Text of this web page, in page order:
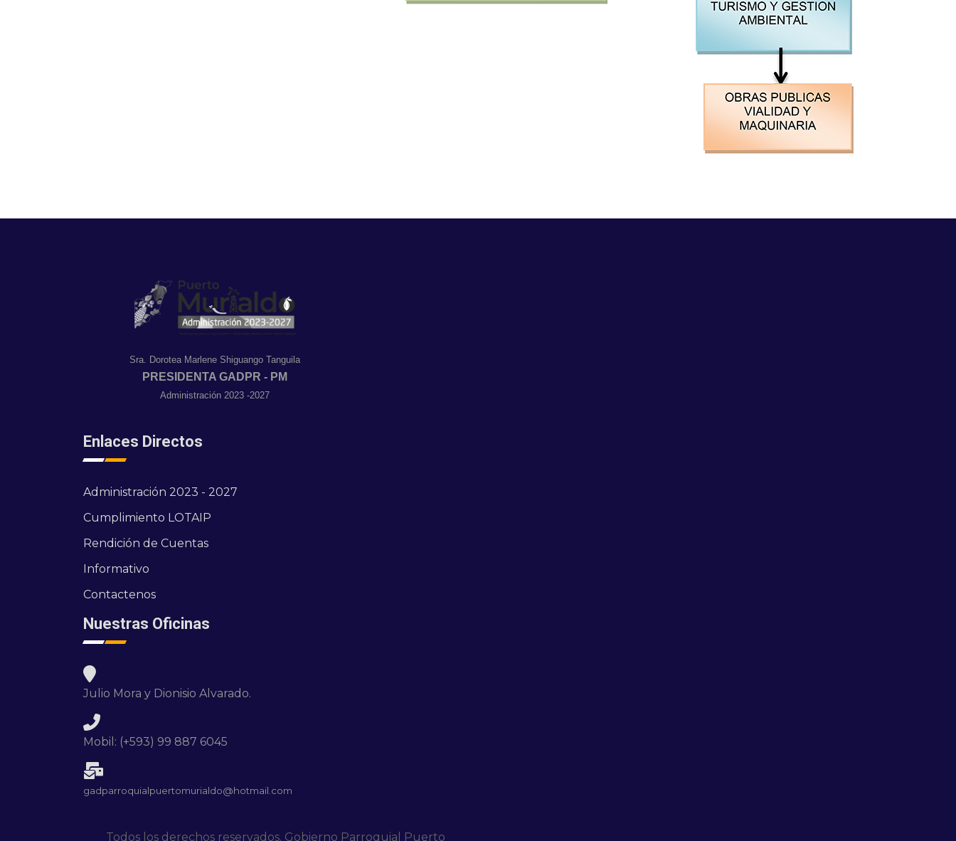
Sra. Dorotea Marlene Shiguango Tanguila
PRESIDENTA GADPR - PM
Administración 2023 -2027
Enlaces Directos
Administración 2023 - 2027
Cumplimiento LOTAIP
Rendición de Cuentas
Informativo
Contactenos
Nuestras Oficinas
Julio Mora y Dionisio Alvarado.
Mobil: (+593) 99 887 6045
gadparroquialpuertomurialdo@hotmail.com
Todos los derechos reservados. Gobierno Parroquial Puerto